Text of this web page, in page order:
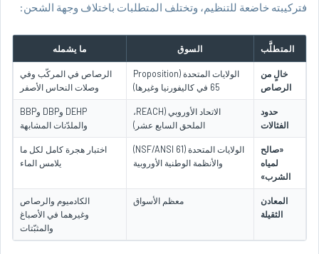
فتركيبته خاضعة للتنظيم، وتختلف المتطلبات باختلاف وجهة الشحن:
المتطلَّب السوق ما يشمله
خالٍ من
الرصاص
الولايات المتحدة (Proposition
65 في كاليفورنيا وغيرها)
الرصاص في المركّب وفي
وصلات النحاس الأصفر
حدود
الفثالات
الاتحاد الأوروبي (REACH،
الملحق السابع عشر)
DEHP وDBP وBBP
والملدّنات المشابهة
«صالح
لمياه
الشرب»
الولايات المتحدة (NSF/ANSI 61)
والأنظمة الوطنية الأوروبية
اختبار هجرة كامل لكل ما
يلامس الماء
المعادن
الثقيلة
معظم الأسواق
الكادميوم والرصاص
وغيرهما في الأصباغ
والمثبّتات